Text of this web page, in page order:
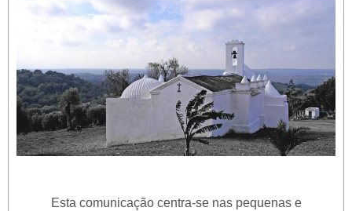
Esta comunicação centra-se nas pequenas e